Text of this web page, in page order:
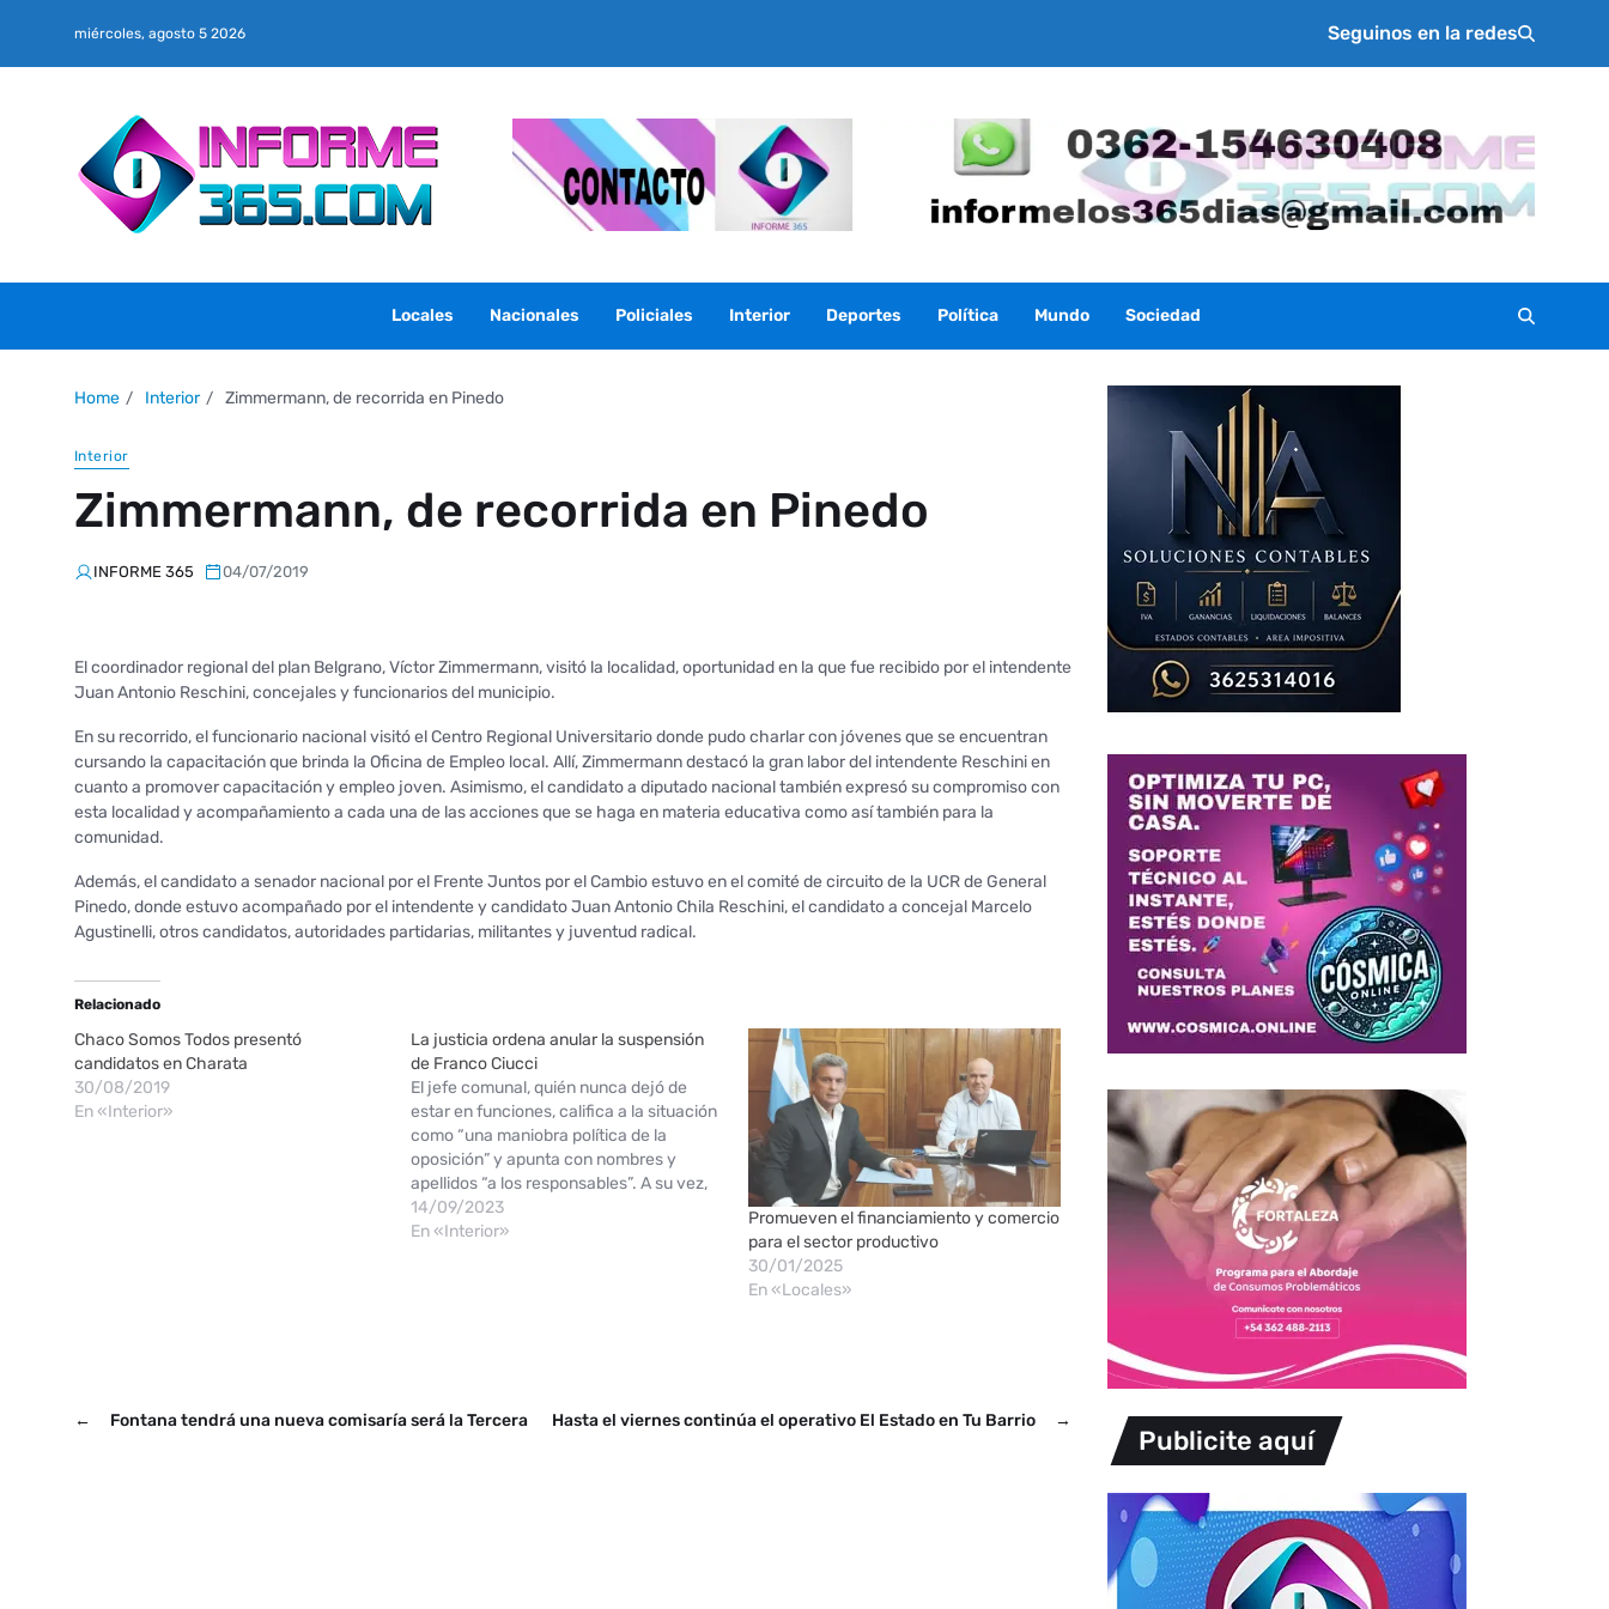
miércoles, agosto 5 2026 Seguinos en la redes
Locales Nacionales Policiales Interior Deportes Política Mundo Sociedad
Home Interior Zimmermann, de recorrida en Pinedo
Interior
Zimmermann, de recorrida en Pinedo
INFORME 365 04/07/2019
El coordinador regional del plan Belgrano, Víctor Zimmermann, visitó la localidad, oportunidad en la que fue recibido por el intendente
Juan Antonio Reschini, concejales y funcionarios del municipio.
En su recorrido, el funcionario nacional visitó el Centro Regional Universitario donde pudo charlar con jóvenes que se encuentran
cursando la capacitación que brinda la Oficina de Empleo local. Allí, Zimmermann destacó la gran labor del intendente Reschini en
cuanto a promover capacitación y empleo joven. Asimismo, el candidato a diputado nacional también expresó su compromiso con
esta localidad y acompañamiento a cada una de las acciones que se haga en materia educativa como así también para la
comunidad.
Además, el candidato a senador nacional por el Frente Juntos por el Cambio estuvo en el comité de circuito de la UCR de General
Pinedo, donde estuvo acompañado por el intendente y candidato Juan Antonio Chila Reschini, el candidato a concejal Marcelo
Agustinelli, otros candidatos, autoridades partidarias, militantes y juventud radical.
Relacionado
Chaco Somos Todos presentó
candidatos en Charata
30/08/2019
En «Interior»
La justicia ordena anular la suspensión
de Franco Ciucci
El jefe comunal, quién nunca dejó de
estar en funciones, califica a la situación
como “una maniobra política de la
oposición” y apunta con nombres y
apellidos “a los responsables”. A su vez,
anticipa una contundente victoria este 17
de septiembre en la localidad. La justicia
14/09/2023
En «Interior»
Promueven el financiamiento y comercio
para el sector productivo
30/01/2025
En «Locales»
← Fontana tendrá una nueva comisaría será la Tercera →
Hasta el viernes continúa el operativo El Estado en Tu Barrio
Publicite aquí